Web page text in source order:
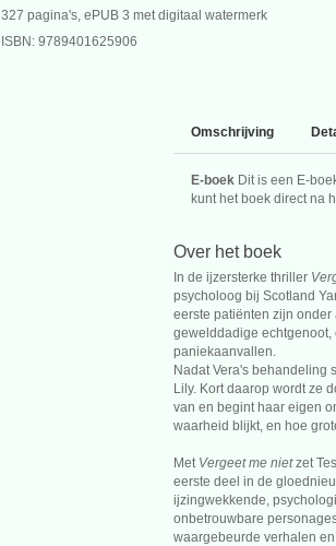
327 pagina's, ePUB 3 met digitaal watermerk
ISBN: 9789401625906
Omschrijving
E-boek Dit is een E-
kunt het boek direct na
Over het boek
In de ijzersterke thriller
psycholoog bij Scotland
eerste patiënten zijn
gewelddadige echtgenoot,
paniekaanvallen.
Nadat Vera's behandeling
Lily. Kort daarop wordt ze
van en begint haar eigen
waarheid blijkt, en hoe
Met Vergeet me nietzet
eerste deel in de
ijzingwekkende,
onbetrouwbare
waargebeurde verhalen